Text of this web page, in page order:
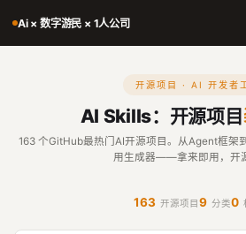
Ai × 数字游民 × 1人公司
开源项目 · AI 开发者
AI Skills：开源项目
163 个GitHub最热门AI开源项目。从Agent框架
用生成器——拿来即用，开
163 开源项目9 分类0